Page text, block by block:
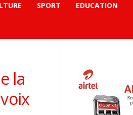
SPORT EDUCATION
la